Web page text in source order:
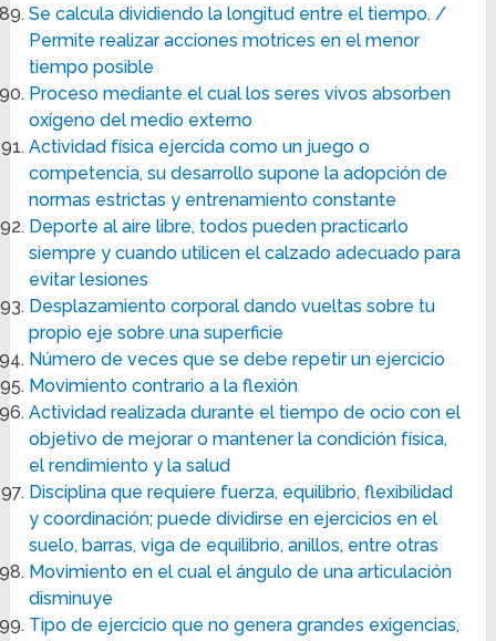
Se calcula dividiendo la longitud entre el tiempo. /
Permite realizar acciones motrices en el menor
tiempo posible
Proceso mediante el cual los seres vivos absorben
oxígeno del medio externo
Actividad física ejercida como un juego o
competencia, su desarrollo supone la adopción de
normas estrictas y entrenamiento constante
Deporte al aire libre, todos pueden practicarlo
siempre y cuando utilicen el calzado adecuado para
evitar lesiones
Desplazamiento corporal dando vueltas sobre tu
propio eje sobre una superficie
Número de veces que se debe repetir un ejercicio
Movimiento contrario a la flexión
Actividad realizada durante el tiempo de ocio con el
objetivo de mejorar o mantener la condición física,
el rendimiento y la salud
Disciplina que requiere fuerza, equilibrio, flexibilidad
y coordinación; puede dividirse en ejercicios en el
suelo, barras, viga de equilibrio, anillos, entre otras
Movimiento en el cual el ángulo de una articulación
disminuye
Tipo de ejercicio que no genera grandes exigencias,